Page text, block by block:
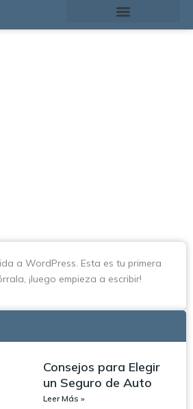
a WordPress. Esta es tu primera
¡luego empieza a escribir!
Consejos para Elegir
un Seguro de Auto
Leer Más »